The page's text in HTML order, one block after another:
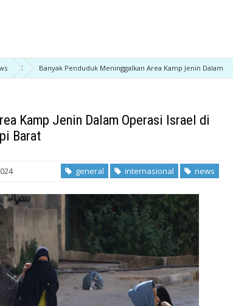
Banyak Penduduk Meninggalkan Area Kamp Jenin Dalam
Kamp Jenin Dalam Operasi Israel di
Barat
general internasional news